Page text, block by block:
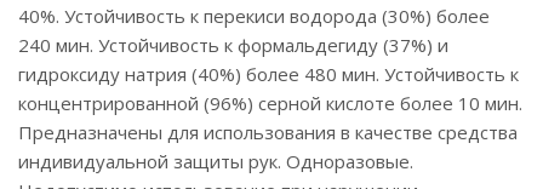
40%. Устойчивость к перекиси водорода (30%) более
240 мин. Устойчивость к формальдегиду (37%) и
гидроксиду натрия (40%) более 480 мин. Устойчивость к
концентрированной (96%) серной кислоте более 10 мин.
Предназначены для использования в качестве средства
индивидуальной защиты рук. Одноразовые.